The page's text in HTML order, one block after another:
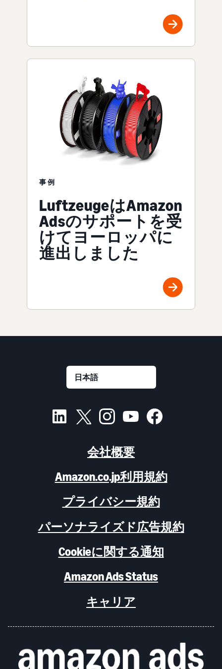
事例
LuftzeugeはAmazon
Adsのサポートを受
けてヨーロッパに
進出しました
会社概要
Amazon.co.jp利用規約
プライバシー規約
パーソナライズド広告規約
Cookieに関する通知
Amazon Ads Status
キャリア